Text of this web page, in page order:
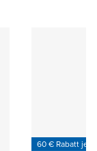
60 € Rabatt je